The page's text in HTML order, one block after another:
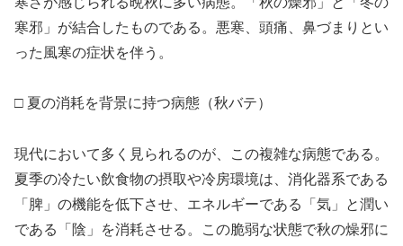
寒邪」が結合したものである。悪寒、頭痛、鼻づまりとい
った風寒の症状を伴う。
□ 夏の消耗を背景に持つ病態（秋バテ）
現代において多く見られるのが、この複雑な病態である。
夏季の冷たい飲食物の摂取や冷房環境は、消化器系である
「脾」の機能を低下させ、エネルギーである「気」と潤い
である「陰」を消耗させる。この脆弱な状態で秋の燥邪に